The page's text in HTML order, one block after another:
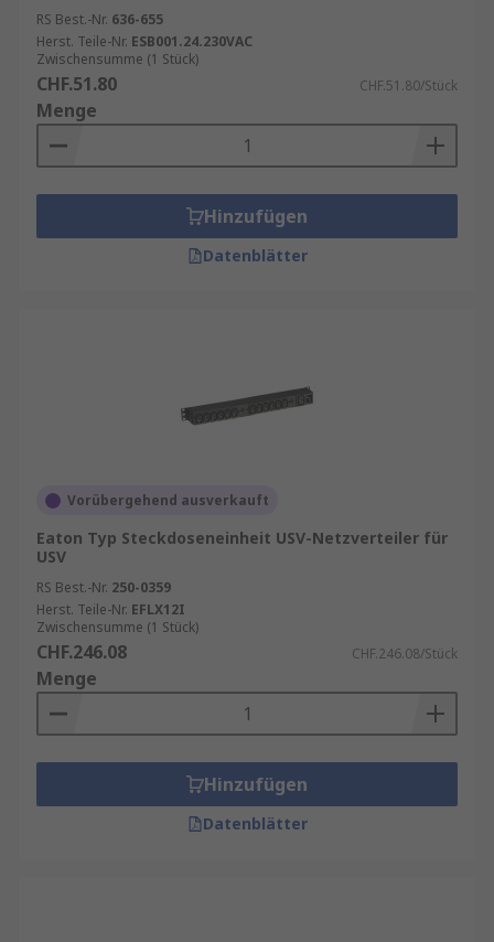
RS Best.-Nr. 636-655
Herst. Teile-Nr. ESB001.24.230VAC
Zwischensumme (1 Stück)
CHF.51.80 CHF.51.80/Stück
Menge
Hinzufügen
Datenblätter
Vorübergehend ausverkauft
Eaton Typ Steckdoseneinheit USV-Netzverteiler für
USV
RS Best.-Nr. 250-0359
Herst. Teile-Nr. EFLX12I
Zwischensumme (1 Stück)
CHF.246.08 CHF.246.08/Stück
Menge
Hinzufügen
Datenblätter